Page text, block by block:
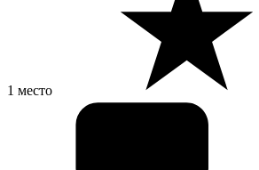
1 место